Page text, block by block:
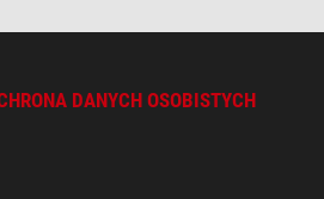
DANYCH OSOBISTYCH